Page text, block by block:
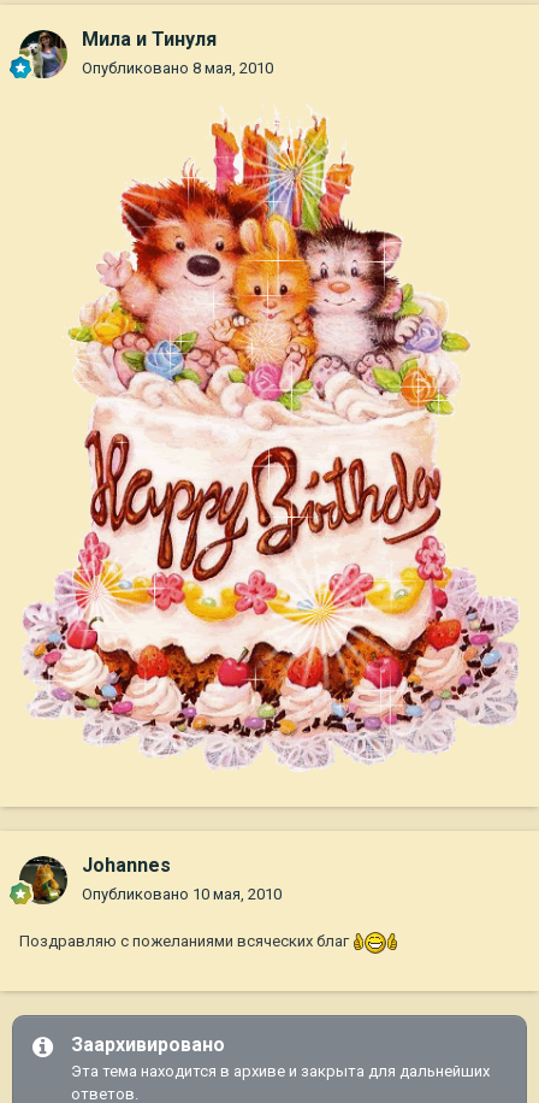
Мила и Тинуля
Опубликовано 8 мая, 2010
Johannes
Опубликовано 10 мая, 2010
Поздравляю с пожеланиями всяческих благ
Заархивировано
Эта тема находится в архиве и закрыта для дальнейших
ответов.